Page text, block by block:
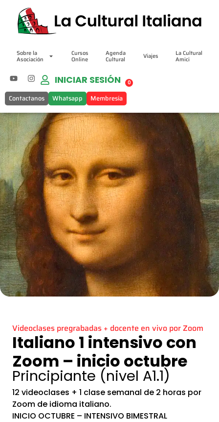
Sobre la
Asociación
Cursos
Online
Agenda
Cultural Viajes La Cultural
Amici
INICIAR SESIÓN 0
Contactanos Whatsapp Membresía
Videoclases pregrabadas + docente en vivo por Zoom
Italiano 1 intensivo con
Zoom – inicio octubre
Principiante (nivel A1.1)
12 videoclases + 1 clase semanal de 2 horas por
Zoom de idioma italiano.
INICIO OCTUBRE – INTENSIVO BIMESTRAL